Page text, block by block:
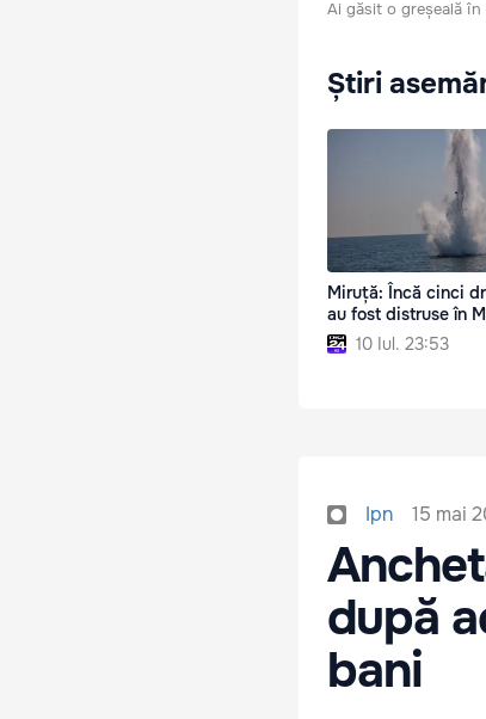
Ai găsit o greșeală în
Știri
Miruță: Încă cinci
au fost distruse în
10 Iul. 23:53
Ipn 15 mai
după
bani